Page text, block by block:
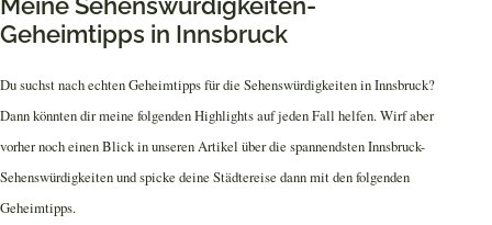
Geheimtipps in Innsbruck
Du suchst nach echten Geheimtipps für die Sehenswürdigkeiten in Innsbruck?
Dann könnten dir meine folgenden Highlights auf jeden Fall helfen. Wirf aber
vorher noch einen Blick in unseren Artikel über die spannendsten Innsbruck-
Sehenswürdigkeiten und spicke deine Städtereise dann mit den folgenden
Geheimtipps.